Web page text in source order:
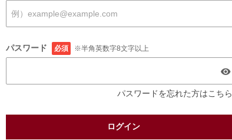
パスワード 必須 ※半角英数字8文字以上
パスワードを忘れた方はこちら
ログイン